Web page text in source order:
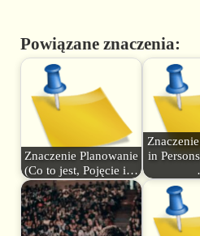
Powiązane znaczenia:
Znaczenie Planowanie
(Co to jest, Pojęcie i…
in